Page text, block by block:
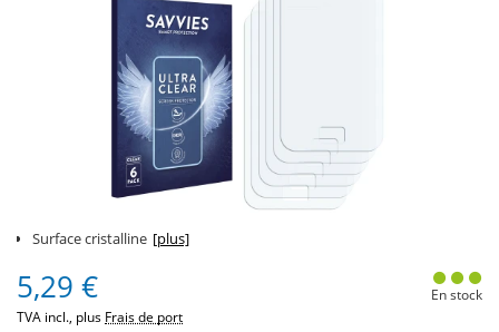
Surface cristalline [plus]
5,29 €
TVA incl., plus Frais de port
En stock